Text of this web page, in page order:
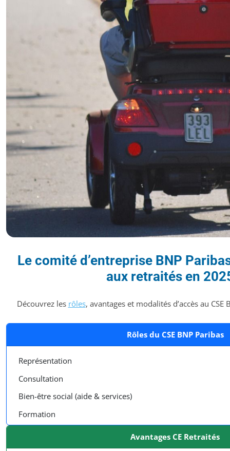
Le comité d’entreprise BNP
aux retraités en
Découvrez les rôles, avantages et modalités d’accès au
Rôles du CSE BNP Paribas
Représentation
Consultation
Bien-être social (aide & services)
Formation
Avantages CE Retraités